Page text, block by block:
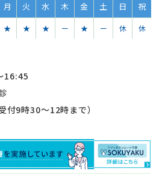
月 火 水 木 金 土 日 祝
★ ★ ★ ー ★ ー 休 休
16:45
付9時30～12時まで）